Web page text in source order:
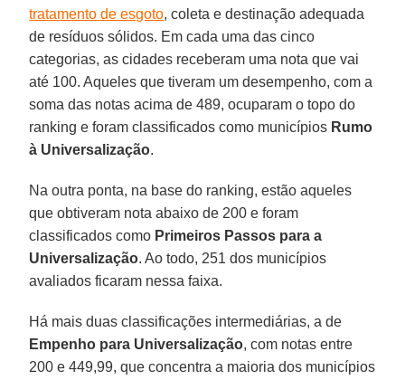
tratamento de esgoto, coleta e destinação adequada
de resíduos sólidos. Em cada uma das cinco
categorias, as cidades receberam uma nota que vai
até 100. Aqueles que tiveram um desempenho, com a
soma das notas acima de 489, ocuparam o topo do
ranking e foram classificados como municípios Rumo
à Universalização.
Na outra ponta, na base do ranking, estão aqueles
que obtiveram nota abaixo de 200 e foram
classificados como Primeiros Passos para a
Universalização. Ao todo, 251 dos municípios
avaliados ficaram nessa faixa.
Há mais duas classificações intermediárias, a de
Empenho para Universalização, com notas entre
200 e 449,99, que concentra a maioria dos municípios